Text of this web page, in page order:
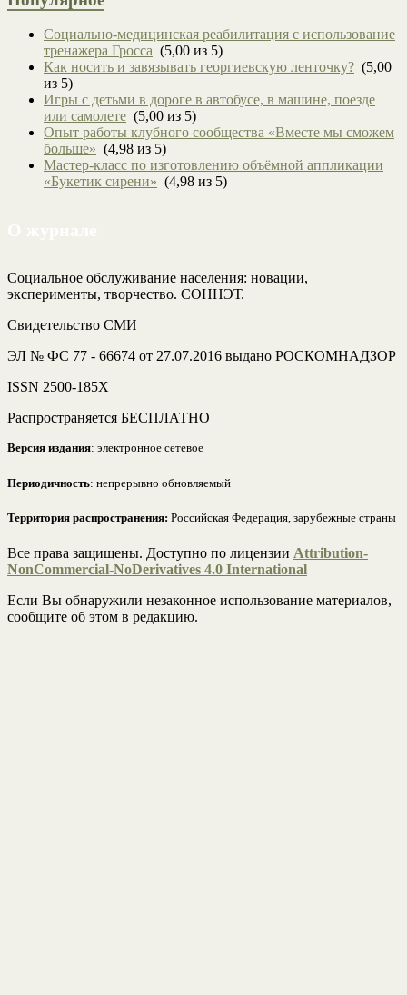
Социально-медицинская реабилитация с использование
тренажера Гросса (5,00 из 5)
Как носить и завязывать георгиевскую ленточку? (5,00
из 5)
Игры с детьми в дороге в автобусе, в машине, поезде
или самолете (5,00 из 5)
Опыт работы клубного сообщества «Вместе мы сможем
больше» (4,98 из 5)
Мастер-класс по изготовлению объёмной аппликации
«Букетик сирени» (4,98 из 5)
Социальное обслуживание населения: новации,
эксперименты, творчество. СОННЭТ.
Свидетельство СМИ
ЭЛ № ФС 77 - 66674 от 27.07.2016 выдано РОСКОМНАДЗОР
ISSN 2500-185Х
Распространяется БЕСПЛАТНО
Версия издания: электронное сетевое
Периодичность: непрерывно обновляемый
Территория распространения: Российская Федерация, зарубежные страны
Все права защищены. Доступно по лицензии Attribution-
NonCommercial-NoDerivatives 4.0 International
Если Вы обнаружили незаконное использование материалов,
сообщите об этом в редакцию.